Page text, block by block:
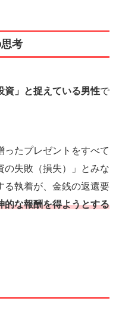
考
資」と捉えている男性で
ったプレゼントをすべて
の失敗（損失）」とみな
る執着が、金銭の返還要
的な報酬を得ようとする